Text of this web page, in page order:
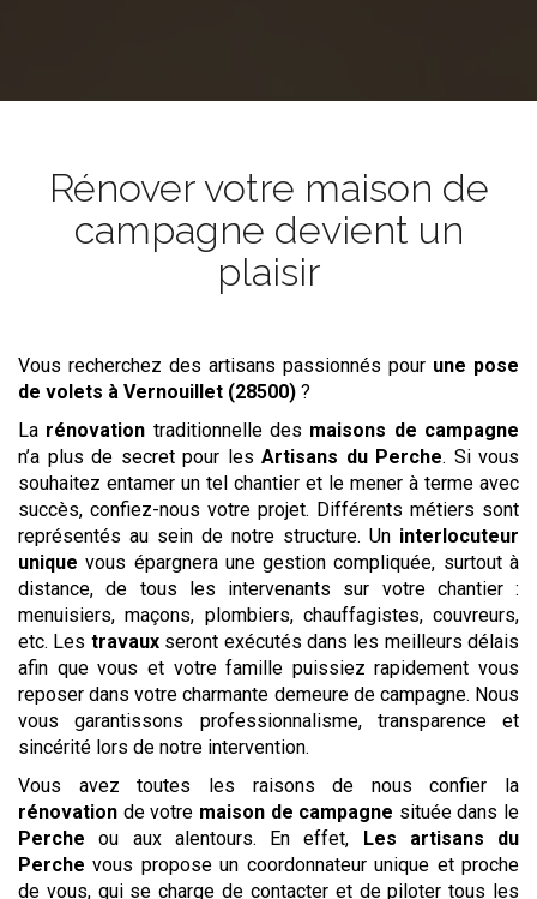
Rénover votre maison de
campagne devient un
plaisir
Vous recherchez des artisans passionnés pour une pose
de volets à Vernouillet (28500) ?
La rénovation traditionnelle des maisons de campagne
n’a plus de secret pour les Artisans du Perche. Si vous
souhaitez entamer un tel chantier et le mener à terme avec
succès, confiez-nous votre projet. Différents métiers sont
représentés au sein de notre structure. Un interlocuteur
unique vous épargnera une gestion compliquée, surtout à
distance, de tous les intervenants sur votre chantier :
menuisiers, maçons, plombiers, chauffagistes, couvreurs,
etc. Les travauxseront exécutés dans les meilleurs délais
afin que vous et votre famille puissiez rapidement vous
reposer dans votre charmante demeure de campagne. Nous
vous garantissons professionnalisme, transparence et
sincérité lors de notre intervention.
Vous avez toutes les raisons de nous confier la
rénovation de votre maison de campagne située dans le
Percheou aux alentours. En effet, Les artisans du
Perche vous propose un coordonnateur unique et proche
de vous, qui se charge de contacter et de piloter tous les